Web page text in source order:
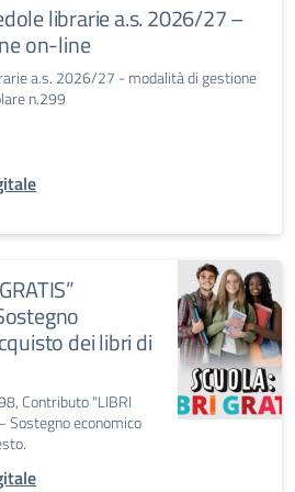
librarie a.s. 2026/27 –
on-line
a.s. 2026/27 - modalità di gestione
n.299
dei libri di
Contributo "LIBRI
Sostegno economico